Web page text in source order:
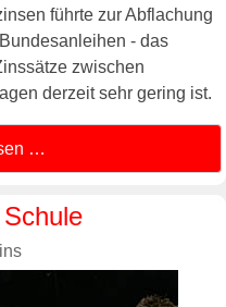
führte zur Abflachung
- das
zwischen
derzeit sehr gering ist.
…